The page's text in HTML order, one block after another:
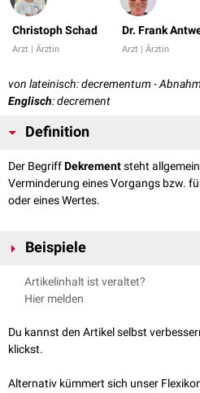
Christoph Schad
Arzt | Ärztin
Dr. Frank
Arzt | Ärztin
von lateinisch: decrementum -
Englisch: decrement
Definition
Der BegriffDekrementsteht
Verminderung eines Vorgangs bzw.
oder eines Wertes.
Beispiele
In der Medizin verwendet man den
Nachlassen von
siehe auch:Dekrement
Artikelinhalt ist veraltet?
Hier melden
Du kannst den Artikel selbst
klickst.
Alternativ kümmert sich unser